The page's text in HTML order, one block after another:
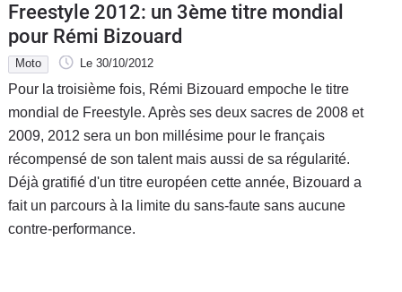
Freestyle 2012: un 3ème titre mondial
pour Rémi Bizouard
Moto Le 30/10/2012
Pour la troisième fois, Rémi Bizouard empoche le titre
mondial de Freestyle. Après ses deux sacres de 2008 et
2009, 2012 sera un bon millésime pour le français
récompensé de son talent mais aussi de sa régularité.
Déjà gratifié d'un titre européen cette année, Bizouard a
fait un parcours à la limite du sans-faute sans aucune
contre-performance.